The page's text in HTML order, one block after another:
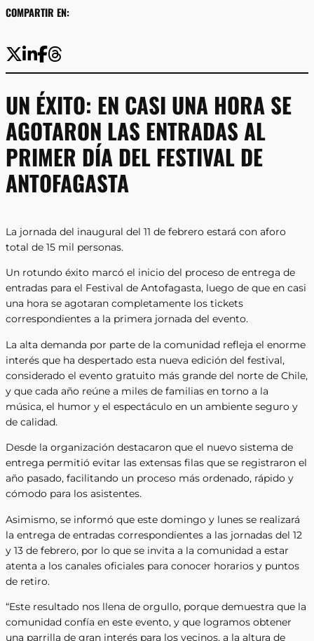
COMPARTIR EN:
UN ÉXITO: EN CASI UNA HORA SE
AGOTARON LAS ENTRADAS AL
PRIMER DÍA DEL FESTIVAL DE
ANTOFAGASTA
La jornada del inaugural del 11 de febrero estará con aforo
total de 15 mil personas.
Un rotundo éxito marcó el inicio del proceso de entrega de
entradas para el Festival de Antofagasta, luego de que en casi
una hora se agotaran completamente los tickets
correspondientes a la primera jornada del evento.
La alta demanda por parte de la comunidad refleja el enorme
interés que ha despertado esta nueva edición del festival,
considerado el evento gratuito más grande del norte de Chile,
y que cada año reúne a miles de familias en torno a la
música, el humor y el espectáculo en un ambiente seguro y
de calidad.
Desde la organización destacaron que el nuevo sistema de
entrega permitió evitar las extensas filas que se registraron el
año pasado, facilitando un proceso más ordenado, rápido y
cómodo para los asistentes.
Asimismo, se informó que este domingo y lunes se realizará
la entrega de entradas correspondientes a las jornadas del 12
y 13 de febrero, por lo que se invita a la comunidad a estar
atenta a los canales oficiales para conocer horarios y puntos
de retiro.
“Este resultado nos llena de orgullo, porque demuestra que la
comunidad confía en este evento, y que logramos obtener
una parrilla de gran interés para los vecinos, a la altura de